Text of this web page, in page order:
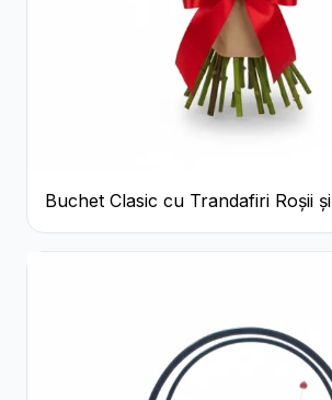
Buchet Clasic cu Trandafiri Roșii și
Gypsophila